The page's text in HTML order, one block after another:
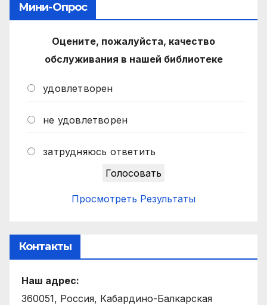
Мини-Опрос
Оцените, пожалуйста, качество
обслуживания в нашей библиотеке
удовлетворен
не удовлетворен
затрудняюсь ответить
Просмотреть Результаты
Контакты
Наш адрес:
360051, Россия, Кабардино-Балкарская